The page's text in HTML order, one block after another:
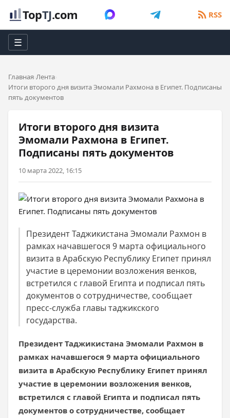
TopTJ.com RSS
☰
Главная Лента
Итоги второго дня визита Эмомали Рахмона в Египет. Подписаны
пять документов
Итоги второго дня визита
Эмомали Рахмона в Египет.
Подписаны пять документов
10 марта 2022, 16:15
Президент Таджикистана Эмомали Рахмон в
рамках начавшегося 9 марта официального
визита в Арабскую Республику Египет принял
участие в церемонии возложения венков,
встретился с главой Египта и подписал пять
документов о сотрудничестве, сообщает
пресс-служба главы таджикского
государства.
Президент Таджикистана Эмомали Рахмон в
рамках начавшегося 9 марта официального
визита в Арабскую Республику Египет принял
участие в церемонии возложения венков,
встретился с главой Египта и подписал пять
документов о сотрудничестве, сообщает